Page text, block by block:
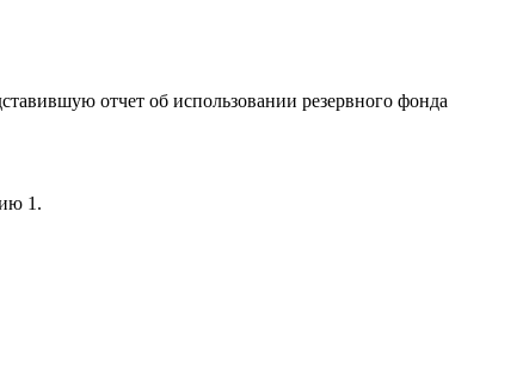
отчет об использовании резервного фонда
1.